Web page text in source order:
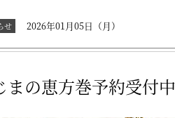
2026年01月05日（月）
まの恵方巻予約受付中